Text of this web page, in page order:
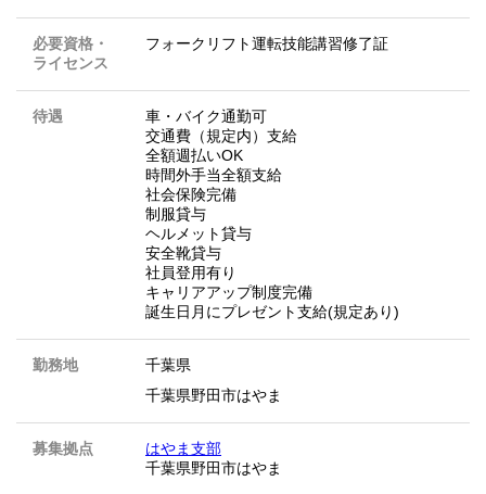
必要資格・
ライセンス
フォークリフト運転技能講習修了証
待遇
車・バイク通勤可
交通費（規定内）支給
全額週払いOK
時間外手当全額支給
社会保険完備
制服貸与
ヘルメット貸与
安全靴貸与
社員登用有り
キャリアアップ制度完備
誕生日月にプレゼント支給(規定あり)
勤務地
千葉県
千葉県野田市はやま
募集拠点
はやま支部
千葉県野田市はやま